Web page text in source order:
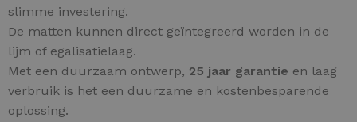
slimme investering.
De matten kunnen direct geïntegreerd worden in de
lijm of egalisatielaag.
Met een duurzaam ontwerp, 25 jaar garantie en laag
verbruik is het een duurzame en kostenbesparende
oplossing.